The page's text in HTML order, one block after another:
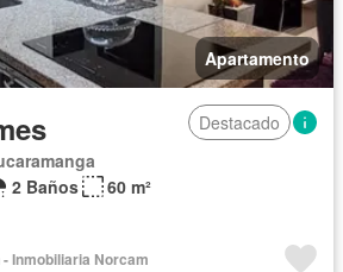
Apartamento
Destacado
2 Baños
60 m²
Inmobiliaria Norcam